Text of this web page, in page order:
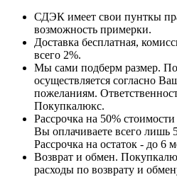
СДЭК имеет свои пунткы
возможность примерки.
Доставка бесплатная,
всего 2%.
Мы сами подберм размер.
осуществляется согласно
пожеланиям.
Покупкалюкс.
Рассрочка на 50%
Вы оплачиваете всего лишь
Рассрочка на остаток - до 6
Возврат и обмен.
расходы по возврату и